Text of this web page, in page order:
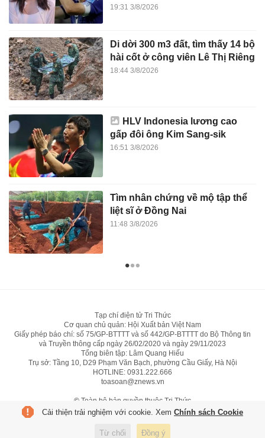
19:31 3/8/2026
Di dời 300 m3 đất, tìm thấy 14 bộ
hài cốt ở công viên Lê Thị Riêng
18:44 3/8/2026
HLV Indonesia lương cao
gấp đôi ông Kim Sang-sik
16:51 3/8/2026
Tìm nhân chứng về mộ tập thể
liệt sĩ ở Đồng Nai
11:48 3/8/2026
Tạp chí điện tử Tri Thức
Cơ quan chủ quản: Hội Xuất bản Việt Nam
Giấy phép báo chí: số 75/GP-BTTTT và số 442/GP-BTTTT do Bộ Thông tin
và Truyền thông cấp ngày 26/02/2020 và ngày 29/11/2023
Tổng biên tập: Lâm Quang Hiếu
Trụ sở: Tầng 10, D29 Phạm Văn Bạch, phường Cầu Giấy, Hà Nội
HOTLINE: 0931.222.666
toasoan@znews.vn
© Toàn bộ bản quyền thuộc Tri Thức
Cải thiện trải nghiệm với cookie. Xem Chính sách Cookie
Từ chối Đồng ý